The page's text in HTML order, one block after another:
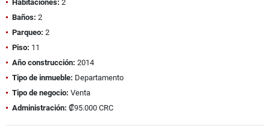
Habitaciones: 2
Baños: 2
Parqueo: 2
Piso: 11
Año construcción: 2014
Tipo de inmueble: Departamento
Tipo de negocio: Venta
Administración: ₡95.000 CRC